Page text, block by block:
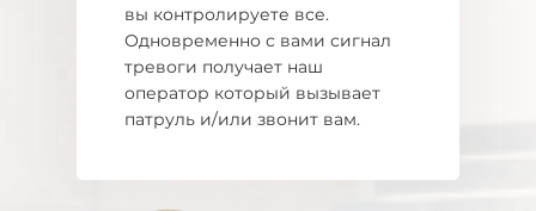
вы контролируете все.
Одновременно с вами сигнал
тревоги получает наш
оператор который вызывает
патруль и/или звонит вам.